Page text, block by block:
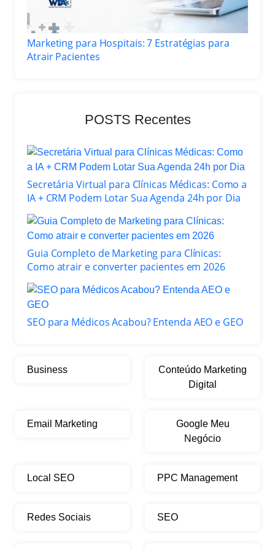
Marketing para Hospitais: 7 Estratégias para
Atrair Pacientes
POSTS Recentes
Secretária Virtual para Clínicas Médicas: Como a
IA + CRM Podem Lotar Sua Agenda 24h por Dia
Guia Completo de Marketing para Clínicas:
Como atrair e converter pacientes em 2026
SEO para Médicos Acabou? Entenda AEO e GEO
Business
Conteúdo Marketing
Digital
Email Marketing
Google Meu
Negócio
Local SEO PPC Management
Redes Sociais SEO